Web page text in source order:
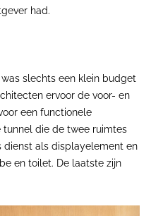
had.
slechts een klein budget
ervoor de voor- en
een functionele
tunnel die de twee ruimtes
dienst als displayelement en
en toilet. De laatste zijn